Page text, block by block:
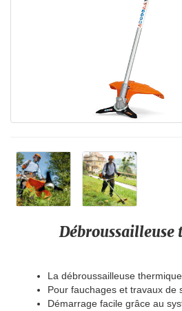
Débroussailleuse
La débroussailleuse
Pour fauchages et travaux de
Démarrage facile grâce au